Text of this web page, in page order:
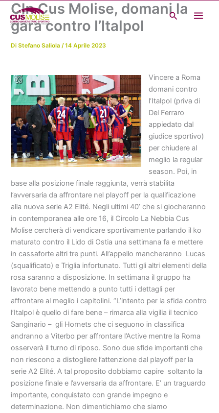
contenuto
Cerca
Cln Cus Molise, domani la
gara contro l’Italpol
DiStefano Saliola/14 Aprile 2023
Vincere a Roma
domani contro
l’Italpol (priva di
Del Ferraro
appiedato dal
giudice sportivo)
per chiudere al
meglio la regular
season. Poi, in
base alla posizione finale raggiunta, verrà stabilita
l’avversaria da affrontare nel playoff per la qualificazione
alla nuova serie A2 Elité. Negli ultimi 40’ che si giocheranno
in contemporanea alle ore 16, il Circolo La Nebbia Cus
Molise cercherà di vendicare sportivamente parlando il ko
maturato contro il Lido di Ostia una settimana fa e mettere
in cassaforte altri tre punti. All’appello mancheranno Lucas
(squalificato) e Triglia infortunato. Tutti gli altri elementi della
rosa saranno a disposizione. In settimana il gruppo ha
lavorato bene mettendo a punto tutti i dettagli per
affrontare al meglio i capitolini. “L’intento per la sfida contro
l’Italpol è quello di fare bene – rimarca alla vigilia il tecnico
Sanginario – gli Hornets che ci seguono in classifica
andranno a Viterbo per affrontare l’Active mentre la Roma
osserverà il turno di riposo. Sono due sfide importanti che
non riescono a distogliere l’attenzione dal playoff per la
serie A2 Elité. A tal proposito dobbiamo capire soltanto la
posizione finale e l’avversaria da affrontare. E’ un traguardo
importante, conquistato con grande impegno e
determinazione. Non dimentichiamo che siamo